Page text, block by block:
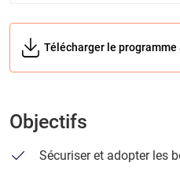
Télécharger le programme
Objectifs
Sécuriser et adopter les